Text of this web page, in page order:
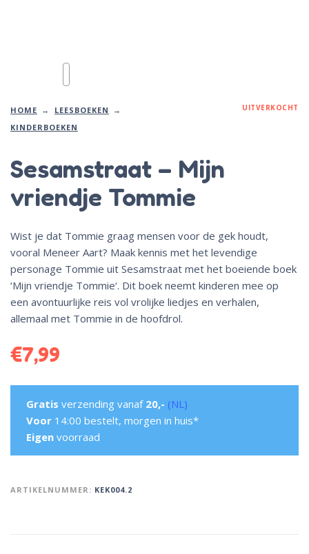
HOME
LEESBOEKEN
KINDERBOEKEN
UITVERKOCHT
Sesamstraat – Mijn
vriendje Tommie
Wist je dat Tommie graag mensen voor de gek houdt,
vooral Meneer Aart? Maak kennis met het levendige
personage Tommie uit Sesamstraat met het boeiende boek
‘Mijn vriendje Tommie‘. Dit boek neemt kinderen mee op
een avontuurlijke reis vol vrolijke liedjes en verhalen,
allemaal met Tommie in de hoofdrol.
€7,99
Gratis verzending vanaf 20,- (NL)
Voor 14:00 bestelt, morgen in huis*
Eigen voorraad
ARTIKELNUMMER: KEK004.2